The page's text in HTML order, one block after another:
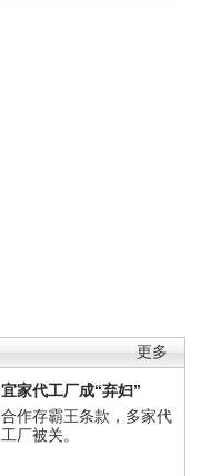
更多
宜家代工厂成“弃妇”
合作存霸王条款，多家代
工厂被关。